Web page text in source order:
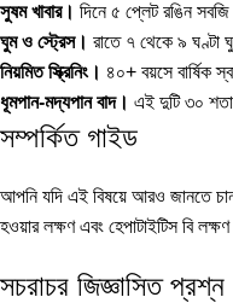
সুষম খাবার। দিনে ৫ প্লেট রঙিন
ঘুম ও স্ট্রেস। রাতে ৭ থেকে ৯ ঘণ্টা
নিয়মিত স্ক্রিনিং। ৪০+ বয়সে বার্ষিক
ধূমপান-মদ্যপান বাদ। এই দুটি ৩০
সম্পর্কিত গাইড
আপনি যদি এই বিষয়ে আরও জানতে
হওয়ার লক্ষণএবং হেপাটাইটিস বি লক্ষণ
সচরাচর জিজ্ঞাসিত